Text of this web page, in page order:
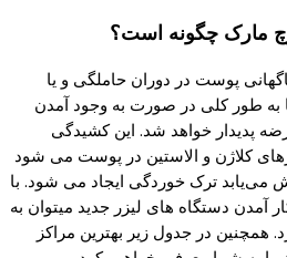
مارک چگونه است؟
پوست در دوران حاملگی و یا
به طور کلی در صورت به وجود آمدن
پدیدار خواهد شد. این کشیدگی
کلاژن و الاستین در پوست می شود
می‌یابد ترک خوردگی ایجاد می شود. با
دستگاه های لیزر جدید میتوان به
همچنین در جدول زیر بهترین مراکز